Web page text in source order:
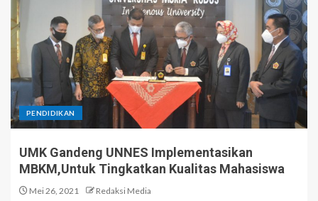
PENDIDIKAN
UMK Gandeng UNNES Implementasikan
MBKM,Untuk Tingkatkan Kualitas Mahasiswa
Mei 26, 2021 Redaksi Media